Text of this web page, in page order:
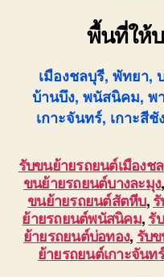
พื้นที่ให้บ
เมืองชลบุรี, พัทยา,
บ้านบึง, พนัสนิคม, พ
เกาะจันทร์, เกาะสี
รับขนย้ายรถยนต์เมืองช
ขนย้ายรถยนต์บางละมุง,
ขนย้ายรถยนต์สัตหีบ,
ย้ายรถยนต์พนัสนิคม,รั
ย้ายรถยนต์บ่อทอง, รับ
ย้ายรถยนต์เกาะจันท